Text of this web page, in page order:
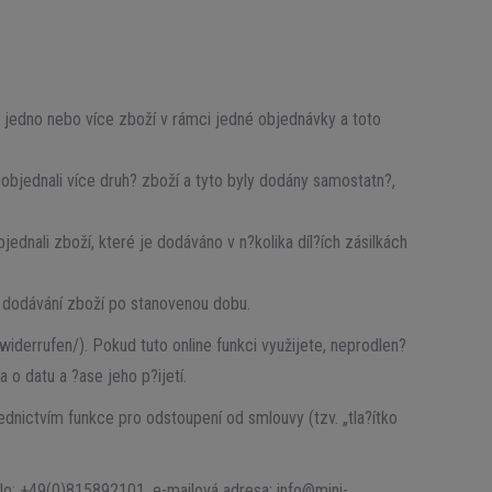
nebo více zboží v rámci jedné objednávky a toto
více druh? zboží a tyto byly dodány samostatn?,
zboží, které je dodáváno v n?kolika díl?ích zásilkách
zboží po stanovenou dobu.
). Pokud tuto online funkci využijete, neprodlen?
o datu a ?ase jeho p?ijetí.
funkce pro odstoupení od smlouvy (tzv. „tla?ítko